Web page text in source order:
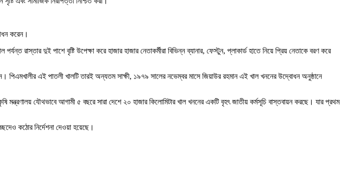
করেন।
রাস্তার দুই পাশে বৃষ্টি উপেক্ষা করে হাজার হাজার নেতাকর্মীরা বিভিন্ন ব্যানার, ফেস্টুন, প্লাকার্ড হাতে নিয়ে প্রিয় নেতাকে বরণ করে
পিএমখালীর এই পাতলী খালটি তারই অন্যতম সাক্ষী, ১৯৭৯ সালের নভেম্বর মাসে জিয়াউর রহমান এই খাল খননের উদ্বোধন অনুষ্ঠানে
মন্ত্রণালয় যৌথভাবে আগামী ৫ বছরে সারা দেশে ২০ হাজার কিলোমিটার খাল খননের একটি বৃহৎ জাতীয় কর্মসূচি বাস্তবায়ন করছে। যার প্রথম
কঠোর নির্দেশনা দেওয়া হয়েছে।